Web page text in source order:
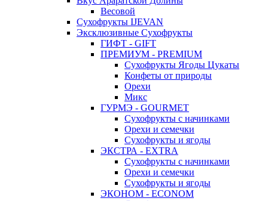
Весовой
Сухофрукты IJEVAN
Эксклюзивные Сухофрукты
ГИФТ - GIFT
ПРЕМИУМ - PREMIUM
Сухофрукты Ягоды Цукаты
Конфеты от природы
Орехи
Микс
ГУРМЭ - GOURMET
Сухофрукты с начинками
Орехи и семечки
Сухофрукты и ягоды
ЭКСТРА - EXTRA
Сухофрукты с начинками
Орехи и семечки
Сухофрукты и ягоды
ЭКОНОМ - ECONOM